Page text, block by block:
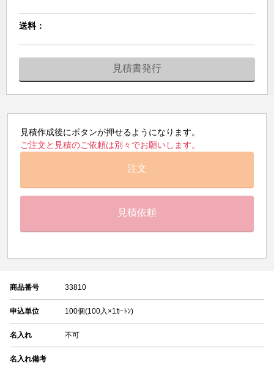
送料：
見積書発行
見積作成後にボタンが押せるようになります。
ご注文と見積のご依頼は別々でお願いします。
注文
見積依頼
商品番号 33810
申込単位 100個(100入×1ｶｰﾄﾝ)
名入れ 不可
名入れ備考